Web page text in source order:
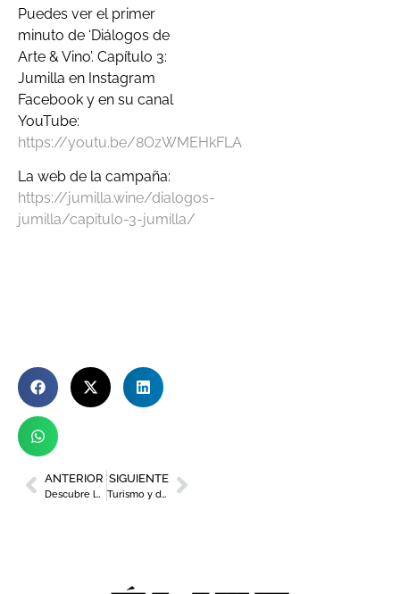
Puedes ver el primer
minuto de ‘Diálogos de
Arte & Vino’. Capítulo 3:
Jumilla en Instagram
Facebook y en su canal
YouTube:
https://youtu.be/8OzWMEHkFLA
La web de la campaña:
https://jumilla.wine/dialogos-
jumilla/capitulo-3-jumilla/
ANTERIOR
Descubre los vencedores del Concurso Regional de la Marinera 2024
SIGUIENTE
Turismo y deporte en el VII Costa Cálida Región de Murcia Sport Business